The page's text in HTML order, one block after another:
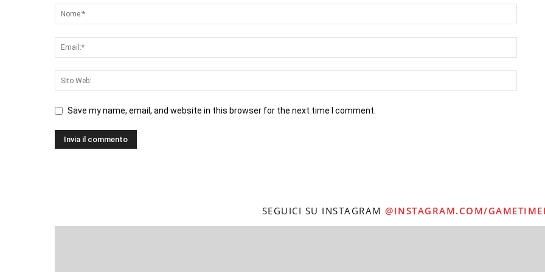
Save my name, email, and website in this browser for the next time I comment.
SEGUICI SU INSTAGRAM @INSTAGRAM.COM/